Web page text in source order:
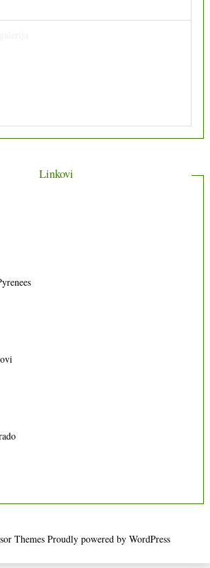
Linkovi
Themes Proudly powered by WordPress